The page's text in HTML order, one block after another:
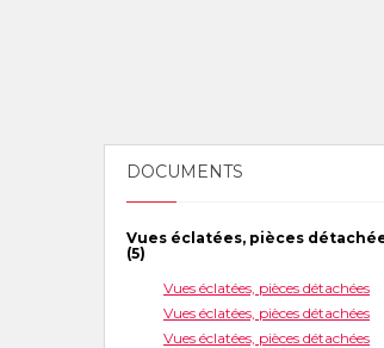
DOCUMENTS
Vues éclatées, pièces
(5)
Vues éclatées, pièces détachées
Vues éclatées, pièces détachées
Vues éclatées, pièces détachées